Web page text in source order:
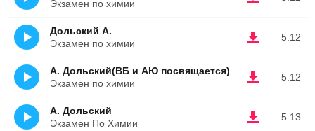
Экзамен по химии
5:12
Дольский А.
Экзамен по химии
5:12
А. Дольский(ВБ и АЮ посвящается)
Экзамен по химии
5:13
А. Дольский
Экзамен По Химии